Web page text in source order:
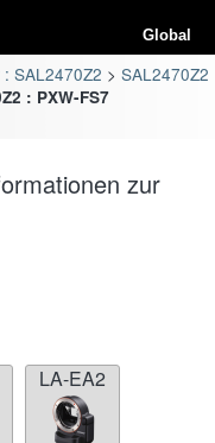
Global
SAL2470Z2
SAL2470Z2
: PXW-FS7
zur
LA-EA2